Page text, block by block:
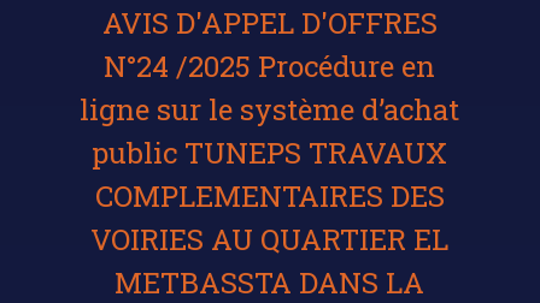
AVIS D'APPEL D'OFFRES
N°24 /2025 Procédure en
ligne sur le système d’achat
public TUNEPS TRAVAUX
COMPLEMENTAIRES DES
VOIRIES AU QUARTIER EL
METBASSTA DANS LA